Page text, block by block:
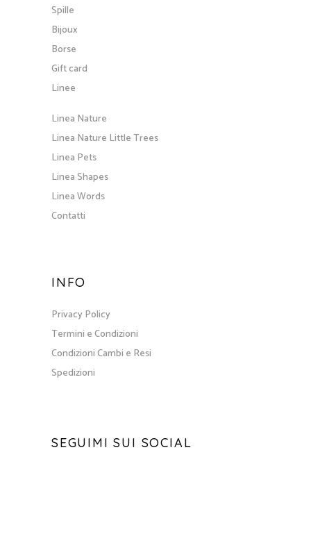
Spille
Bijoux
Borse
Gift card
Linee
Linea Nature
Linea Nature Little Trees
Linea Pets
Linea Shapes
Linea Words
Contatti
INFO
Privacy Policy
Termini e Condizioni
Condizioni Cambi e Resi
Spedizioni
SEGUIMI SUI SOCIAL